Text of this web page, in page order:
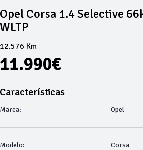
Opel Corsa 1.4 Selective
WLTP
12.576 Km
11.990€
Características
Marca: Opel
Modelo: Corsa